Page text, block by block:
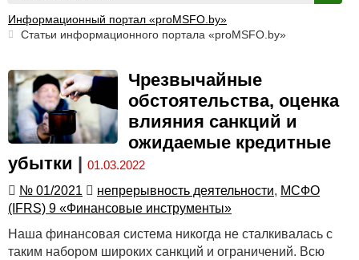
Информационный портал «proMSFO.by»
Статьи информационного портала «proMSFO.by»
Чрезвычайные
обстоятельства, оценка
влияния санкций и
ожидаемые кредитные
убытки
01.03.2022
№ 01/2021
непрерывность деятельности, МСФО
(IFRS) 9 «Финансовые инструменты»
Наша финансовая система никогда не сталкивалась с
таким набором широких санкций и ограничений. Всю